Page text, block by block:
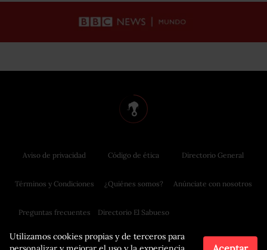
Utilizamos cookies propias y de terceros para
Aviso de privacidad
Términos y Condiciones
Preguntas frecuentes
Código de ética
¿Quiénes somos?
Directorio El Sabueso
Directorio General
Anúnciate con nosotros